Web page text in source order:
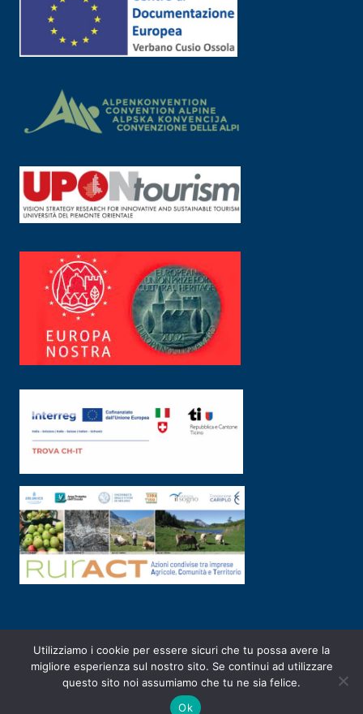
PRIVACY POLICY|2003-2026 ©ARSUNIVCO|Designed byE-SERV
Utilizziamo i cookie per essere sicuri che tu possa avere la
migliore esperienza sul nostro sito. Se continui ad utilizzare
questo sito noi assumiamo che tu ne sia felice.
Ok